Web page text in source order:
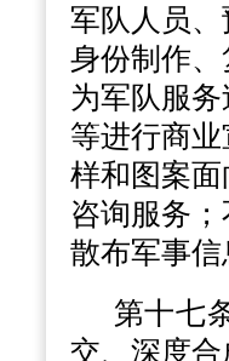
军队人员
身份制作
为军队服
等进行商
样和图案
咨询服务
散布军事信
第十七
交、深度